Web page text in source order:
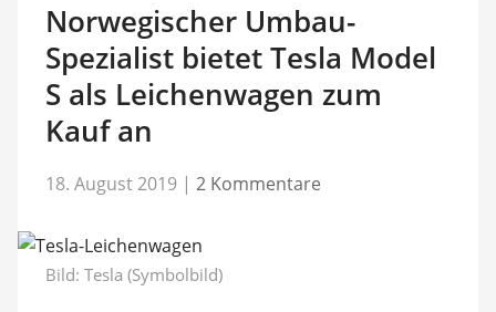
Norwegischer Umbau-
Spezialist bietet Tesla Model
S als Leichenwagen zum
Kauf an
18. August 2019 | 2 Kommentare
Bild: Tesla (Symbolbild)